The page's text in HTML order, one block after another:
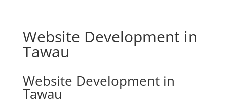
Website Development in
Tawau
Website Development in
Tawau